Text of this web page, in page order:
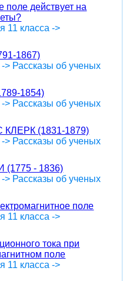
поле действует на
11 класса ->
1867)
> Рассказы об ученых
1854)
> Рассказы об ученых
(1831-1879)
> Рассказы об ученых
- 1836)
> Рассказы об ученых
поле
11 класса ->
тока при
поле
11 класса ->